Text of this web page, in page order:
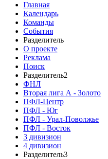
Главная
Календарь
Команды
События
Разделитель
О проекте
Реклама
Поиск
Разделитель2
ФНЛ
Вторая лига А - Золото
ПФЛ-Центр
ПФЛ - Юг
ПФЛ - Урал-Поволжье
ПФЛ - Восток
3 дивизион
4 дивизион
Разделитель3